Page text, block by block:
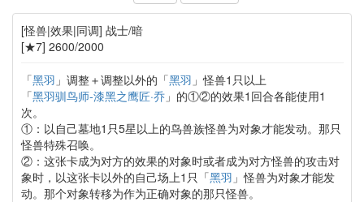
[怪兽|效果|同调] 战士/暗
[★7] 2600/2000
「黑羽 」调整＋调整以外的「黑羽 」怪兽1只以上
「黑羽驯鸟师-漆黑之鹰匠·乔」的①②的效果1回合各能使用1
次。
①：以自己墓地1只5星以上的鸟兽族怪兽为对象才能发动。那只
怪兽特殊召唤。
②：这张卡成为对方的效果的对象时或者成为对方怪兽的攻击对
象时，以这张卡以外的自己场上1只「黑羽 」怪兽为对象才能发
动。那个对象转移为作为正确对象的那只怪兽。